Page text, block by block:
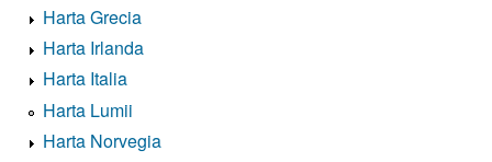
Harta Grecia
Harta Irlanda
Harta Italia
Harta Lumii
Harta Norvegia